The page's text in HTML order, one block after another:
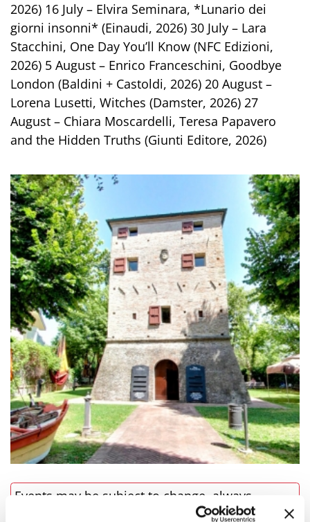
2026) 16 July – Elvira Seminara, *Lunario dei
giorni insonni* (Einaudi, 2026) 30 July – Lara
Stacchini, One Day You’ll Know (NFC Edizioni,
2026) 5 August – Enrico Franceschini, Goodbye
London (Baldini + Castoldi, 2026) 20 August –
Lorena Lusetti, Witches (Damster, 2026) 27
August – Chiara Moscardelli, Teresa Papavero
and the Hidden Truths (Giunti Editore, 2026)
Events may be subject to change, always
contact organizers before going to the venue.